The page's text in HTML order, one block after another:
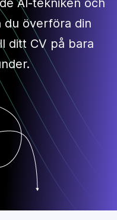
AI-tekniken och
du överföra din
ditt CV på bara